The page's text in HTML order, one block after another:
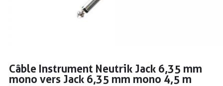
AUDIO
Câble Instrument Neutrik Jack 6,35 mm
mono vers Jack 6,35 mm mono 4,5 m